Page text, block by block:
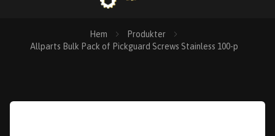
Hem
Produkter
Allparts Bulk Pack of Pickguard Screws Stainless 100-p